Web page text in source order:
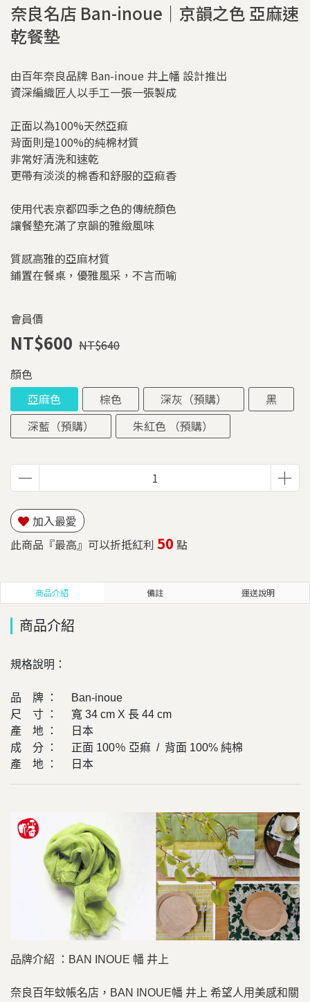
奈良名店 Ban-inoue｜京韻之色 亞麻速
乾餐墊
由百年奈良品牌 Ban-inoue 井上幡 設計推出
資深編織匠人以手工一張一張製成
正面以為100%天然亞痲
背面則是100%的純棉材質
非常好清洗和速乾
更帶有淡淡的棉香和舒服的亞痲香
使用代表京都四季之色的傳統顏色
讓餐墊充滿了京韻的雅緻風味
質感高雅的亞麻材質
鋪置在餐桌，優雅風采，不言而喻
會員價
NT$600 NT$640
顏色
亞麻色
棕色 深灰（預購）
黑
深藍（預購）
朱紅色 （預購）
加入最愛
此商品『最高』可以折抵紅利 50 點
商品介紹 備註 運送說明
商品介紹
規格說明：
品 牌 ： Ban-inoue
尺 寸 ： 寬 34 cm X 長 44 cm
產 地 ： 日本
成 分 ： 正面 100％ 亞痲 / 背面 100% 純棉
產 地 ： 日本
品牌介紹 ：BAN INOUE 幡 井上
奈良百年蚊帳名店，BAN INOUE幡 井上 希望人用美感和關